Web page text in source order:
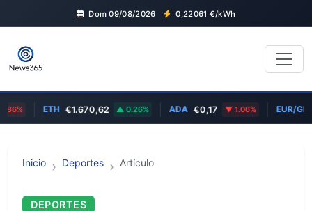
Dom 09/08/2026 0,22061 €/kWh
ETH €1.670,62 0.26% ADA €0,17 1.06% EUR/GBP
Inicio Deportes Artículo
DEPORTES